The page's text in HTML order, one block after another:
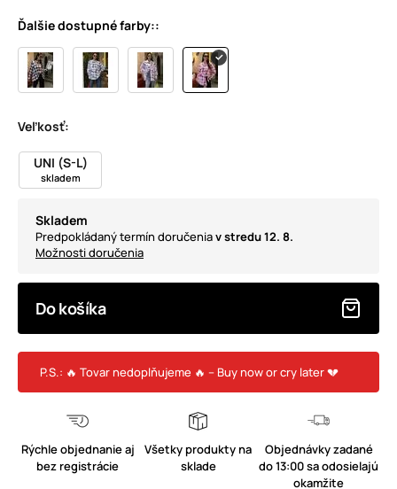
Ďalšie dostupné farby::
Veľkosť:
UNI (S-L)
skladem
Skladem
Predpokládaný termín doručeniav stredu 12. 8.
Možnosti doručenia
Do košíka
P.S.: 🔥 Tovar nedoplňujeme 🔥 – Buy now or cry later 💔
Rýchle objednanie aj
bez registrácie
Všetky produkty na
sklade
Objednávky zadané
do 13:00 sa odosielajú
okamžite